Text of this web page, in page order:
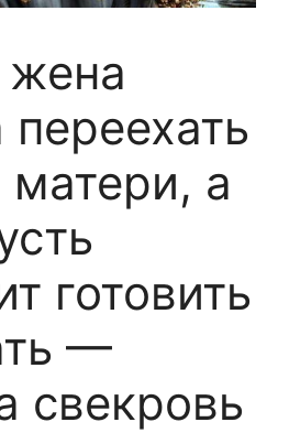
матери, а
готовить
—
свекровь